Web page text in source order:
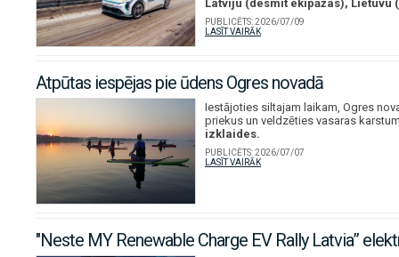
Latviju (desmit ekipāžas),
PUBLICĒTS:2026/07/09
LASĪT VAIRĀK
Atpūtas iespējas pie ūdens Ogres novadā
Iestājoties siltajam laikam, Ogres
priekus un veldzēties vasaras
izklaides.
PUBLICĒTS:2026/07/07
LASĪT VAIRĀK
"Neste MY Renewable Charge EV Rally Latvia”